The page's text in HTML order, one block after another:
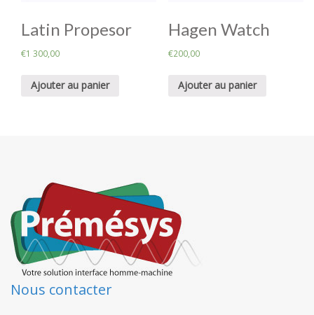
Latin Propesor
€1 300,00
Ajouter au panier
Hagen Watch
€200,00
Ajouter au panier
Nous contacter